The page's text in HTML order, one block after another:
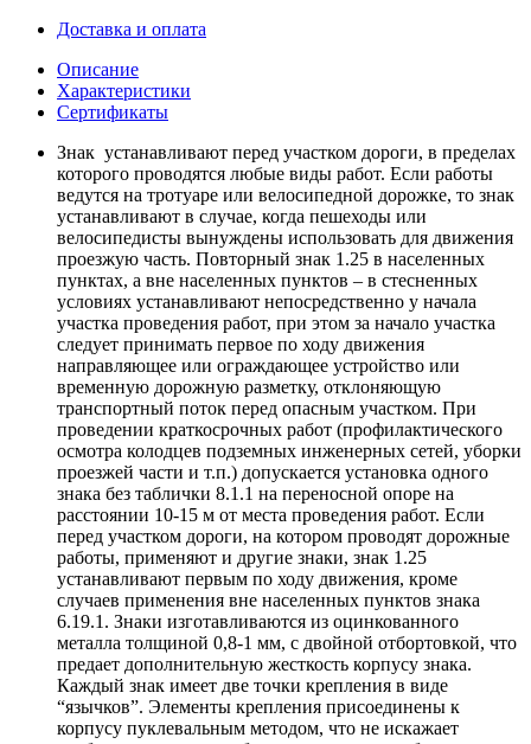
Доставка и оплата
Описание
Характеристики
Сертификаты
Знак устанавливают перед участком дороги, в пределах
которого проводятся любые виды работ. Если работы
ведутся на тротуаре или велосипедной дорожке, то знак
устанавливают в случае, когда пешеходы или
велосипедисты вынуждены использовать для движения
проезжую часть. Повторный знак 1.25 в населенных
пунктах, а вне населенных пунктов – в стесненных
условиях устанавливают непосредственно у начала
участка проведения работ, при этом за начало участка
следует принимать первое по ходу движения
направляющее или ограждающее устройство или
временную дорожную разметку, отклоняющую
транспортный поток перед опасным участком. При
проведении краткосрочных работ (профилактического
осмотра колодцев подземных инженерных сетей, уборки
проезжей части и т.п.) допускается установка одного
знака без таблички 8.1.1 на переносной опоре на
расстоянии 10-15 м от места проведения работ. Если
перед участком дороги, на котором проводят дорожные
работы, применяют и другие знаки, знак 1.25
устанавливают первым по ходу движения, кроме
случаев применения вне населенных пунктов знака
6.19.1. Знаки изготавливаются из оцинкованного
металла толщиной 0,8-1 мм, с двойной отбортовкой, что
предает дополнительную жесткость корпусу знака.
Каждый знак имеет две точки крепления в виде
“язычков”. Элементы крепления присоединены к
корпусу пуклевальным методом, что не искажает